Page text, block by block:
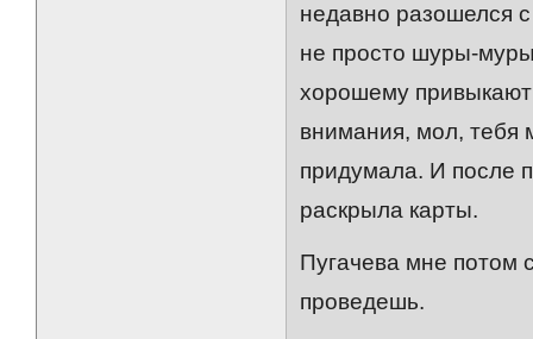
недавно разошелся
не просто шуры-
хорошему
внимания, мол, тебя
придумала. И после
раскрыла карты.
Пугачева мне потом
проведешь.